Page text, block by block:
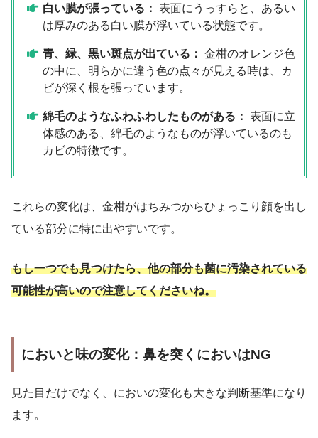
白い膜が張っている：
表面にうっすらと、あるい
は厚みのある白い膜が浮いている状態です。
青、緑、黒い斑点が出ている： 金柑のオレンジ色
の中に、明らかに違う色の点々が見える時は、カ
ビが深く根を張っています。
綿毛のようなふわふわしたものがある： 表面に立
体感のある、綿毛のようなものが浮いているのも
カビの特徴です。
これらの変化は、金柑がはちみつからひょっこり顔を出し
ている部分に特に出やすいです。
もし一つでも見つけたら、他の部分も菌に汚染されている
可能性が高いので注意してくださいね。
においと味の変化：鼻を突くにおいはNG
見た目だけでなく、においの変化も大きな判断基準になり
ます。